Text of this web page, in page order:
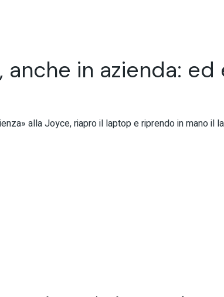
anche in azienda:
alla Joyce, riapro il laptop e riprendo in mano il